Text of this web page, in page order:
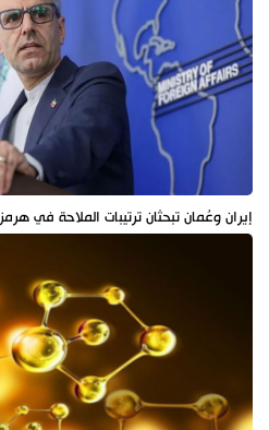
إيران وعُمان تبحثان ترتيبات الملاحة في هرمز